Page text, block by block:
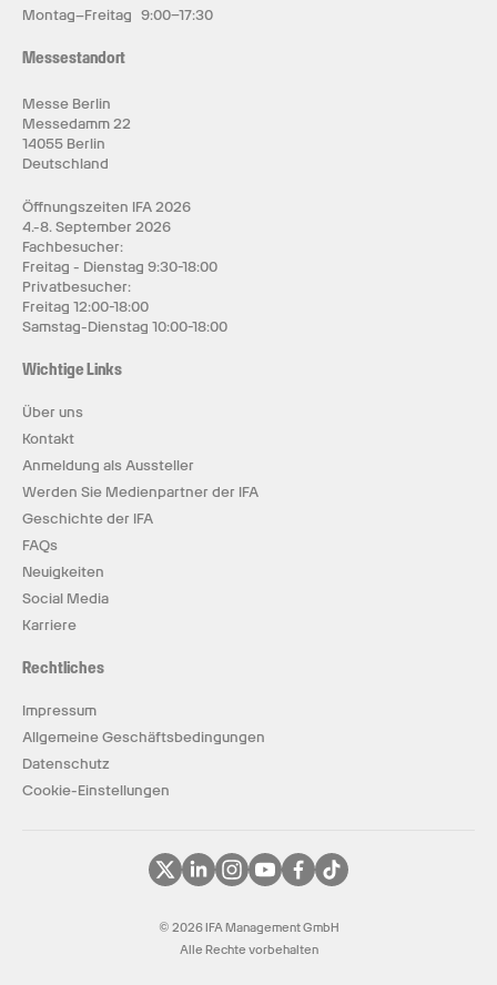
Montag–Freitag 9:00–17:30
Messestandort
Messe Berlin
Messedamm 22
14055 Berlin
Deutschland
Öffnungszeiten IFA 2026
4.-8. September 2026
Fachbesucher:
Freitag - Dienstag 9:30-18:00
Privatbesucher:
Freitag 12:00-18:00
Samstag-Dienstag 10:00-18:00
Wichtige Links
Über uns
Kontakt
Anmeldung als Aussteller
Werden Sie Medienpartner der IFA
Geschichte der IFA
FAQs
Neuigkeiten
Social Media
Karriere
Rechtliches
Impressum
Allgemeine Geschäftsbedingungen
Datenschutz
Cookie-Einstellungen
© 2026 IFA Management GmbH
Alle Rechte vorbehalten